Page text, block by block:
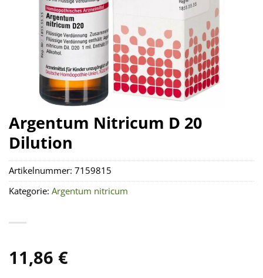
Argentum Nitricum D 20
Dilution
11,86 €
Artikelnummer: 7159815
Kategorie: Argentum nitricum